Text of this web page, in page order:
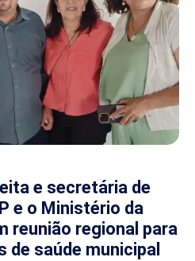
e secretária de
e o Ministério da
reunião regional para
saúde municipal